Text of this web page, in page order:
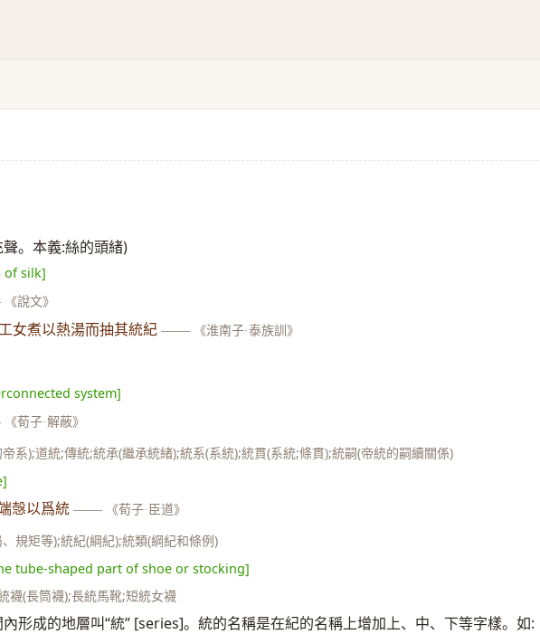
。本義:絲的頭緒)
of silk]
《說文》
女煮以熱湯而抽其統紀 —— 《淮南子·泰族訓》
system]
《荀子·解蔽》
系);道統;傳統;統承(繼承統緒);統系(系統);統貫(系統;條貫);統嗣(帝統的嗣續關係)
愨以爲統 —— 《荀子·臣道》
規矩等);統紀(綱紀);統類(綱紀和條例)
tube-shaped part of shoe or stocking]
襪(長筒襪);長統馬靴;短統女襪
形成的地層叫“統” [series]。統的名稱是在紀的名稱上增加上、中、下等字樣。如: